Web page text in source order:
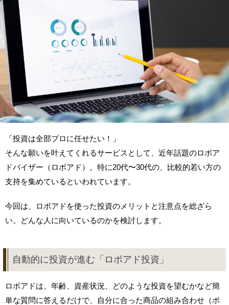
「投資は全部プロに任せたい！」
そんな願いを叶えてくれるサービスとして、近年話題のロボア
ドバイザー（ロボアド）。特に20代〜30代の、比較的若い方の
支持を集めているといわれています。
今回は、ロボアドを使った投資のメリットと注意点を総ざら
い。どんな人に向いているのかを検討します。
自動的に投資が進む「ロボアド投資」
ロボアドは、年齢、資産状況、どのような投資を望むかなど簡
単な質問に答えるだけで、自分に合った商品の組み合わせ（ポ